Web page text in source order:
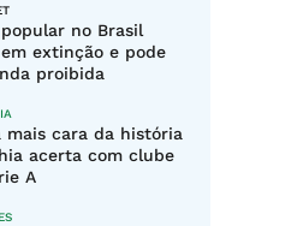
no Brasil
extinção e pode
proibida
mais cara da história
acerta com clube
A